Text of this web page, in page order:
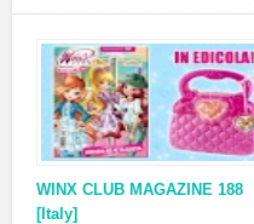
WINX CLUB MAGAZINE 188
[Italy]